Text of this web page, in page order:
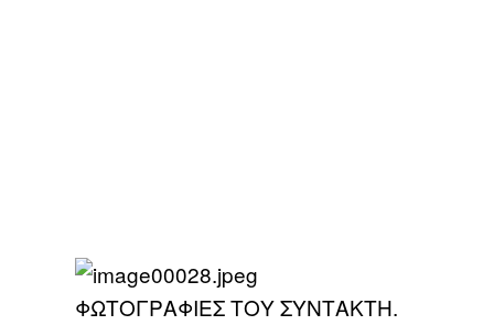
ΦΩΤΟΓΡΑΦΙΕΣ ΤΟΥ ΣΥΝΤΑΚΤΗ.​